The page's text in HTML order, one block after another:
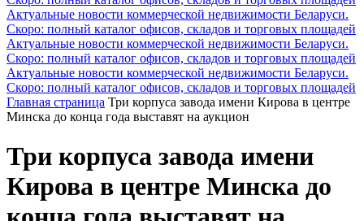
Актуальные новости коммерческой недвижимости Беларуси.
Скоро: полный каталог офисов, складов и торговых площадей
Актуальные новости коммерческой недвижимости Беларуси.
Скоро: полный каталог офисов, складов и торговых площадей
Актуальные новости коммерческой недвижимости Беларуси.
Скоро: полный каталог офисов, складов и торговых площадей
Главная страница Три корпуса завода имени Кирова в центре
Минска до конца года выставят на аукцион
Три корпуса завода имени
Кирова в центре Минска до